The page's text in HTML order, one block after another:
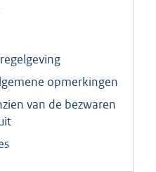
opmerkingen
van de bezwaren